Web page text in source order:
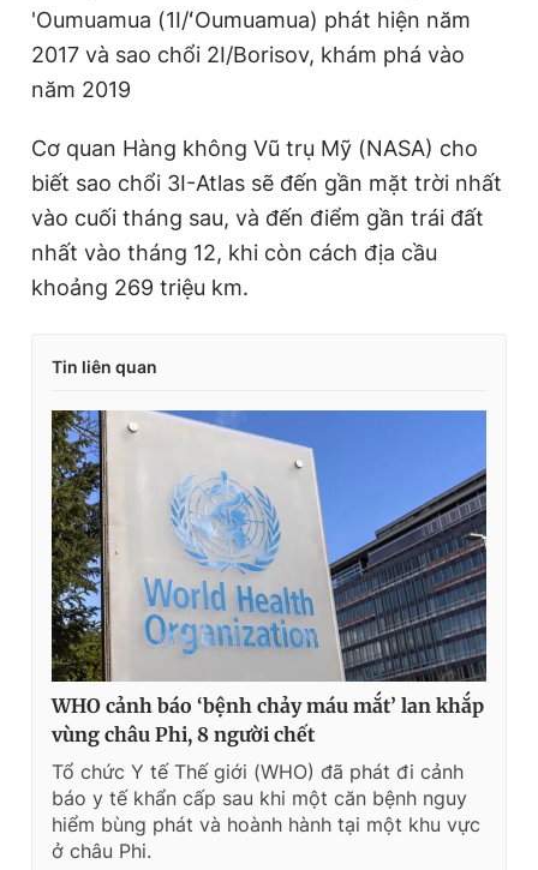
'Oumuamua (1I/ʻOumuamua) phát hiện năm
2017 và sao chổi 2I/Borisov, khám phá vào
năm 2019
Cơ quan Hàng không Vũ trụ Mỹ (NASA) cho
biết sao chổi 3I-Atlas sẽ đến gần mặt trời nhất
vào cuối tháng sau, và đến điểm gần trái đất
nhất vào tháng 12, khi còn cách địa cầu
khoảng 269 triệu km.
Tin liên quan
WHO cảnh báo ‘bệnh chảy máu mắt’ lan khắp
vùng châu Phi, 8 người chết
Tổ chức Y tế Thế giới (WHO) đã phát đi cảnh
báo y tế khẩn cấp sau khi một căn bệnh nguy
hiểm bùng phát và hoành hành tại một khu vực
ở châu Phi.